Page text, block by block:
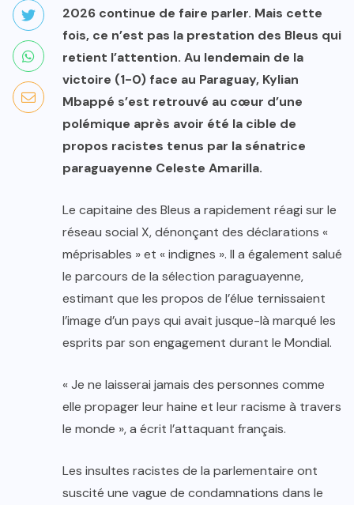
2026 continue de faire parler. Mais cette
fois, ce n’est pas la prestation des Bleus qui
retient l’attention. Au lendemain de la
victoire (1-0) face au Paraguay, Kylian
Mbappé s’est retrouvé au cœur d’une
polémique après avoir été la cible de
propos racistes tenus par la sénatrice
paraguayenne Celeste Amarilla.
Le capitaine des Bleus a rapidement réagi sur le
réseau social X, dénonçant des déclarations «
méprisables » et « indignes ». Il a également salué
le parcours de la sélection paraguayenne,
estimant que les propos de l’élue ternissaient
l’image d’un pays qui avait jusque-là marqué les
esprits par son engagement durant le Mondial.
« Je ne laisserai jamais des personnes comme
elle propager leur haine et leur racisme à travers
le monde », a écrit l’attaquant français.
Les insultes racistes de la parlementaire ont
suscité une vague de condamnations dans le